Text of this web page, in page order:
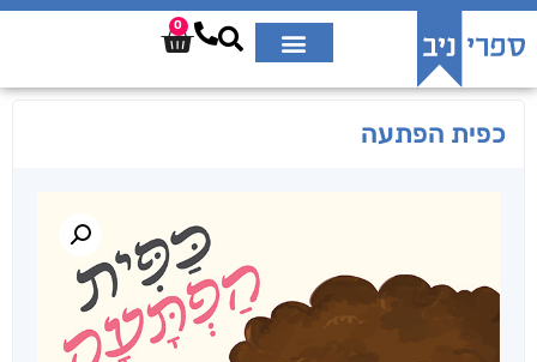
0
כפית הפתעה